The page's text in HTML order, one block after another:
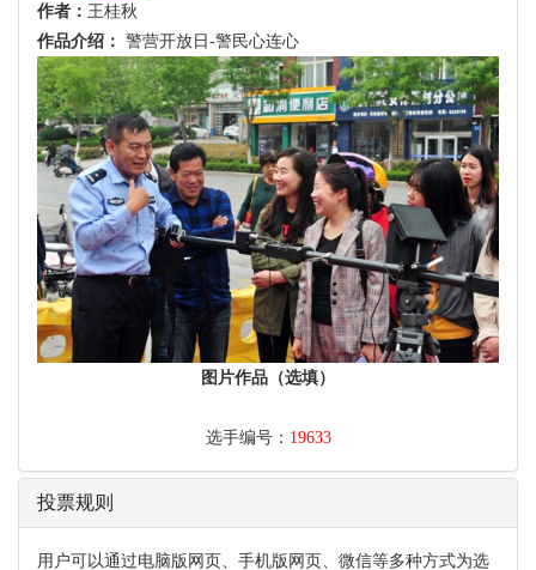
作者： 王桂秋
作品介绍： 警营开放日-警民心连心
图片作品（选填）
选手编号： 19633
投票规则
用户可以通过电脑版网页、手机版网页、微信等多种方式为选